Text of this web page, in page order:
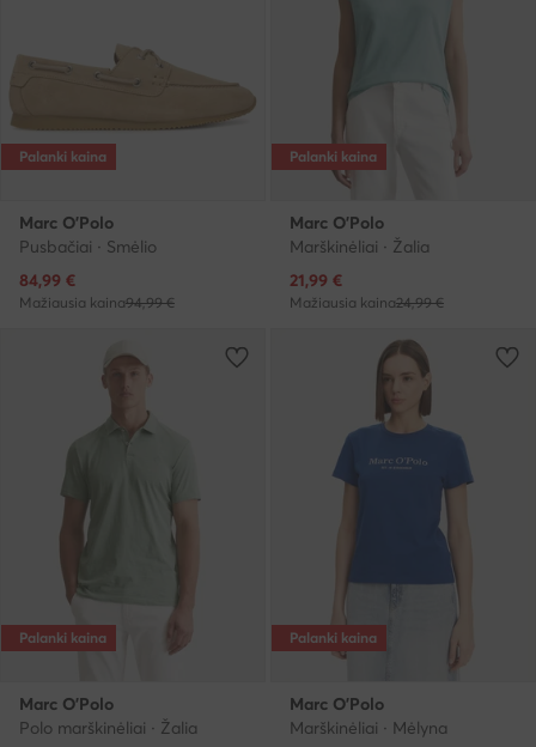
Palanki kaina
Marc O'Polo
Pusbačiai · Smėlio
Dabartinė kaina
84,99 €
Mažiausia kaina94,99 €
Palanki kaina
Marc O'Polo
Marškinėliai · Žalia
Dabartinė kaina
21,99 €
Mažiausia kaina24,99 €
Palanki kaina
Marc O'Polo
Polo marškinėliai · Žalia
Palanki kaina
Marc O'Polo
Marškinėliai · Mėlyna